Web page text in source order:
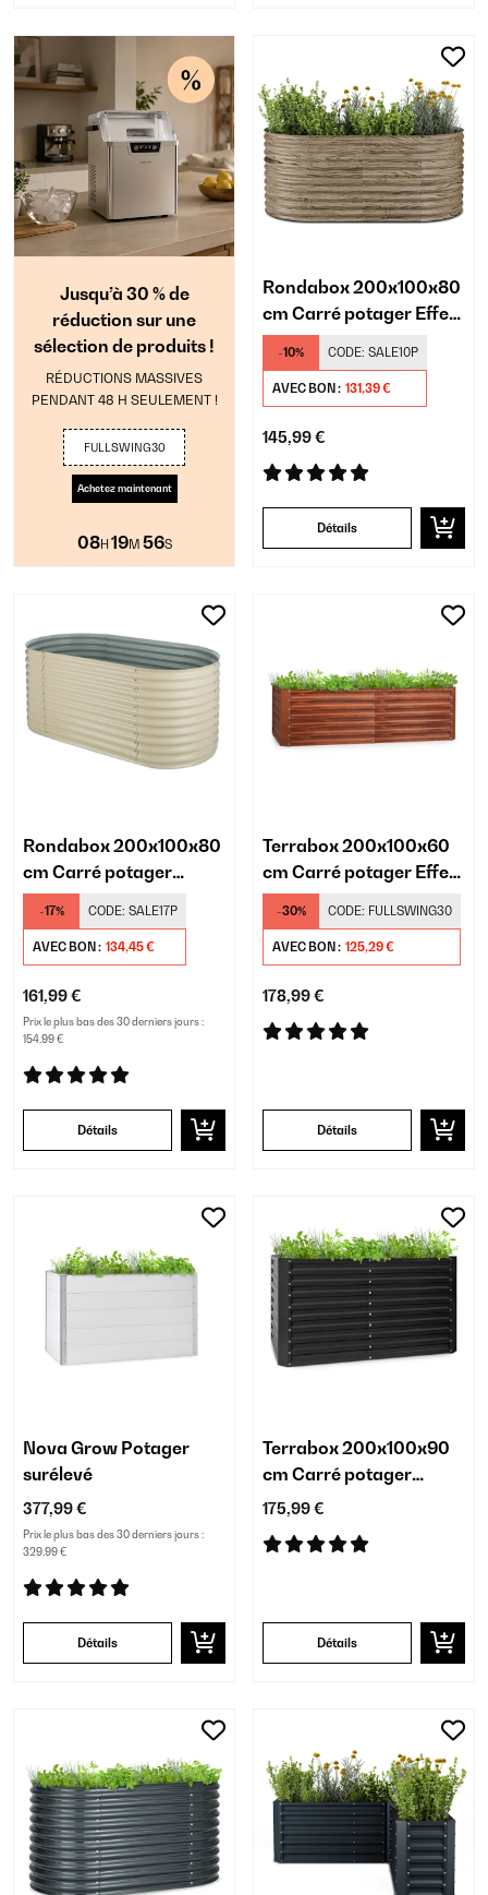
Jusqu’à 30 % de
réduction sur une
sélection de produits !
RÉDUCTIONS MASSIVES
PENDANT 48 H SEULEMENT !
FULLSWING30
Achetez maintenant
08H 19M 55S
Rondabox 200x100x80
cm Carré potager Effet
bois
-10% CODE: SALE10P
AVEC BON : 131,39 €
145,99 €
Détails
Rondabox 200x100x80
cm Carré potager
Crème
-17% CODE: SALE17P
AVEC BON : 134,45 €
161,99 €
Prix le plus bas des 30 derniers jours :
154,99 €
Détails
Terrabox 200x100x60
cm Carré potager Effet
rouille
-30% CODE: FULLSWING30
AVEC BON : 125,29 €
178,99 €
Détails
Nova Grow Potager
surélevé
377,99 €
Prix le plus bas des 30 derniers jours :
329,99 €
Détails
Terrabox 200x100x90
cm Carré potager
Anthracite
175,99 €
Détails